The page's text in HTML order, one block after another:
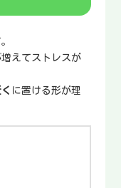
えてストレスが
に置ける形が理